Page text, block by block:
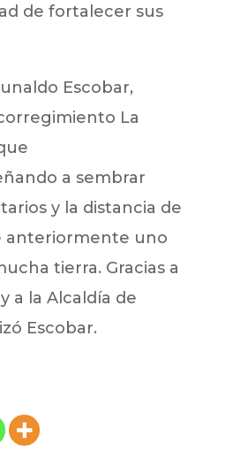
de fortalecer sus
Escobar,
La
a sembrar
y la distancia de
anteriormente uno
tierra. Gracias a
a la Alcaldía de
Escobar.